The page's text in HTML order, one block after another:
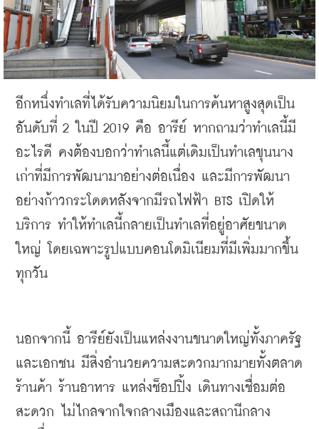
อีกหนึ่งทำเลที่ได้รับความนิยมในการค้นหาสูงสุดเป็น
อันดับที่ 2 ในปี 2019 คือ อารีย์ หากถามว่าทำเลนี้มี
อะไรดี คงต้องบอกว่าทำเลนี้แต่เดิมเป็นทำเลขุนนาง
เก่าที่มีการพัฒนามาอย่างต่อเนื่อง และมีการพัฒนา
อย่างก้าวกระโดดหลังจากมีรถไฟฟ้า BTS เปิดให้
บริการ ทำให้ทำเลนี้กลายเป็นทำเลที่อยู่อาศัยขนาด
ใหญ่
โดยเฉพาะรูปแบบคอนโดมิเนียมที่มีเพิ่มมากขึ้น
ทุกวัน
นอกจากนี้ อารีย์ยังเป็นแหล่งงานขนาดใหญ่ทั้งภาครัฐ
และเอกชน มีสิ่งอำนวยความสะดวกมากมายทั้งตลาด
ร้านค้า ร้านอาหาร แหล่งช็อปปิ้ง เดินทางเชื่อมต่อ
สะดวก
ไม่ไกลจากใจกลางเมืองและสถานีกลาง